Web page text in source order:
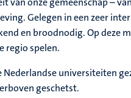
Gelegen in een zeer
en broodnodig. Op deze
regio spelen.
Nederlandse universiteiten
geschetst.